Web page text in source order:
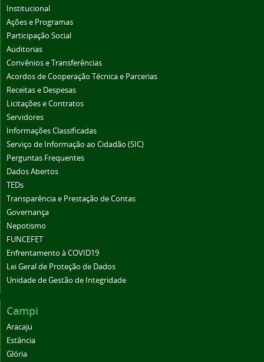
Institucional
Ações e Programas
Participação Social
Auditorias
Convênios e Transferências
Acordos de Cooperação Técnica e Parcerias
Receitas e Despesas
Licitações e Contratos
Servidores
Informações Classificadas
Serviço de Informação ao Cidadão (SIC)
Perguntas Frequentes
Dados Abertos
TEDs
Transparência e Prestação de Contas
Governança
Nepotismo
FUNCEFET
Enfrentamento à COVID19
Lei Geral de Proteção de Dados
Unidade de Gestão de Integridade
Campi
Aracaju
Estância
Glória